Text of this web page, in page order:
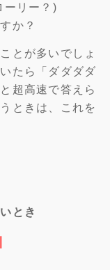
リー？)
か？
とが多いでしょ
たら「ダダダダ
超高速で答えら
ときは、これを
とき